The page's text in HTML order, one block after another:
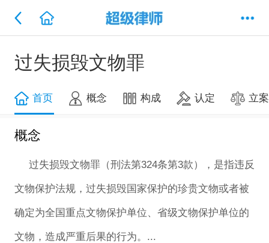
过失损毁文物罪
首页 概念 构成 认定 立
概念
过失损毁文物罪（刑法第324条第3款），是指违反
文物保护法规，过失损毁国家保护的珍贵文物或者被
确定为全国重点文物保护单位、省级文物保护单位的
文物，造成严重后果的行为。...